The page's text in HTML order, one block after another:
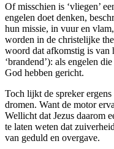
Of misschien is ‘vliegen’
engelen doet denken,
hun missie, in vuur en
worden in de christelijke
woord dat afkomstig is van
‘brandend’): als engelen
God hebben gericht.
Toch lijkt de spreker
dromen. Want de motor
Wellicht dat Jezus daarom
te laten weten dat
van geduld en overgave.